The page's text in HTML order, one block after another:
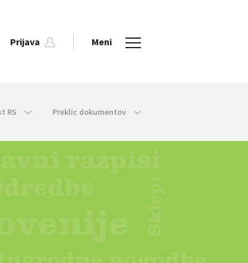
Prijava Meni
RS Preklic dokumentov